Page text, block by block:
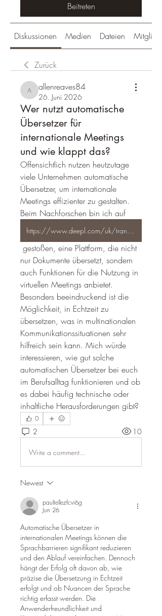
Beitreten
Diskussionen Medien Dateien Mitglieder
Zurück
allenreaves84
allenreaves84
26. Juni 2026
Wer nutzt automatische
Übersetzer für
internationale Meetings
und wie klappt das?
Offensichtlich nutzen heutzutage
viele Unternehmen automatische
Übersetzer, um internationale
Meetings effizienter zu gestalten.
Beim Nachforschen bin ich auf
https://www.deepl.com/uk/translator
nur Dokumente übersetzt, sondern
auch Funktionen für die Nutzung in
virtuellen Meetings anbietet.
Besonders beeindruckend ist die
Möglichkeit, in Echtzeit zu
übersetzen, was in multinationalen
Kommunikationssituationen sehr
hilfreich sein kann. Mich würde
interessieren, wie gut solche
automatischen Übersetzer bei euch
im Berufsalltag funktionieren und ob
es dabei häufig technische oder
inhaltliche Herausforderungen gibt?
0
2 10
Write a comment...
Newest
paultellezfcvi6g
Jun 26
Automatische Übersetzer in
internationalen Meetings können die
Sprachbarrieren signifikant reduzieren
und den Ablauf vereinfachen. Dennoch
hängt der Erfolg oft davon ab, wie
präzise die Übersetzung in Echtzeit
erfolgt und ob Nuancen der Sprache
richtig erfasst werden. Die
Anwenderfreundlichkeit und